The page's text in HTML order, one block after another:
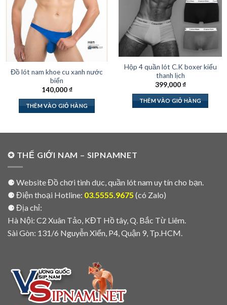
Đồ lót nam khoe cu xanh nước
biển
140,000₫
THÊM VÀO GIỎ HÀNG
Hộp 4 quần lót C.K boxer kiểu
thanh lịch
399,000₫
THÊM VÀO GIỎ HÀNG
✪ THẾ GIỚI NAM – SIPNAMNET
⚈ Website Đồ chơi tình dục, quần lót nam uy tín cho bạn.
⚈ Điện thoại Hotline: 03.5555.9675 (có Zalo)
⚈ Địa chỉ:
Hà Nội: C2 Xuân Tảo, KĐT Hồ tây, Q. Bắc Từ Liêm.
Sài Gòn: 131/6 Nguyễn Xiển, P4, Quận 9, Tp.HCM.